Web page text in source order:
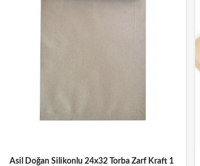
Asil Doğan Silikonlu 24x32 Torba Zarf Kraft 1